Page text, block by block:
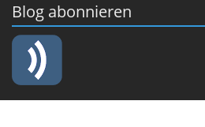
Blog abonnieren